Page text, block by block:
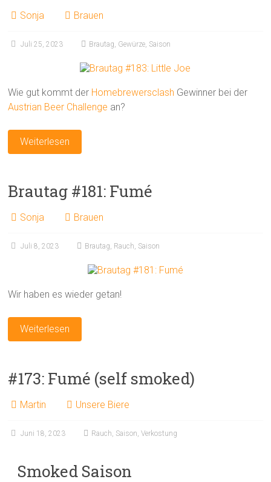
Sonja Brauen
Juli 25, 2023 Brautag, Gewürze, Saison
Wie gut kommt der Homebrewersclash Gewinner bei der
Austrian Beer Challenge an?
Weiterlesen
Brautag #181: Fumé
Sonja Brauen
Juli 8, 2023 Brautag, Rauch, Saison
Wir haben es wieder getan!
Weiterlesen
#173: Fumé (self smoked)
Martin Unsere Biere
Juni 18, 2023 Rauch, Saison,Verkostung
Smoked Saison